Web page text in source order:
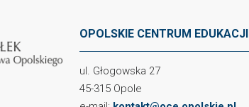
OPOLSKIE CENTRUM EDUKACJI
ul. Głogowska 27
45-315 Opole